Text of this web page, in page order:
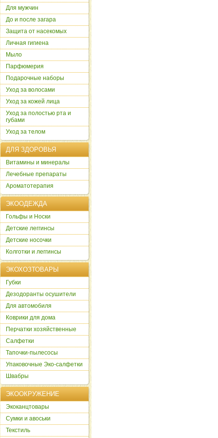
Для мужчин
До и после загара
Защита от насекомых
Личная гигиена
Мыло
Парфюмерия
Подарочные наборы
Уход за волосами
Уход за кожей лица
Уход за полостью рта и
губами
Уход за телом
ДЛЯ ЗДОРОВЬЯ
Витамины и минералы
Лечебные препараты
Ароматотерапия
ЭКООДЕЖДА
Гольфы и Носки
Детские леггинсы
Детские носочки
Колготки и леггинсы
ЭКОХОЗТОВАРЫ
Губки
Дезодоранты осушители
Для автомобиля
Коврики для дома
Перчатки хозяйственные
Салфетки
Тапочки-пылесосы
Упаковочные Эко-салфетки
Швабры
ЭКООКРУЖЕНИЕ
Экоканцтовары
Сумки и авоськи
Текстиль